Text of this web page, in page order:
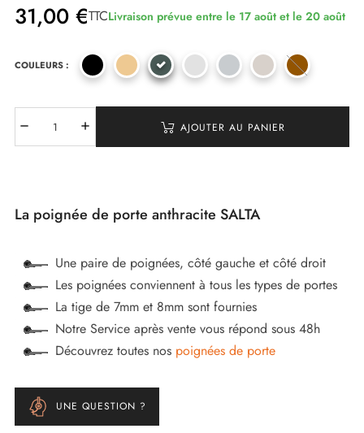
31,00 €TTCLivraison prévue entre le 17 août et le 20 août
COULEURS :
AJOUTER AU PANIER
La poignée de porte anthracite SALTA
Une paire de poignées, côté gauche et côté droit
Les poignées conviennent à tous les types de portes
La tige de 7mm et 8mm sont fournies
Notre Service après vente vous répond sous 48h
Découvrez toutes nos poignées de porte
UNE QUESTION ?